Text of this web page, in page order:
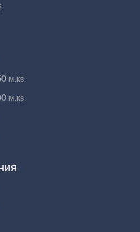
м.кв.
м.кв.